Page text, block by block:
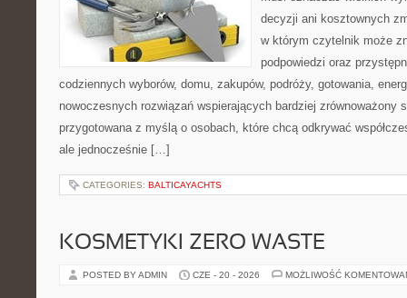
decyzji ani kosztownych
w którym czytelnik może
podpowiedzi oraz
codziennych wyborów, domu, zakupów, podróży, gotowania,
nowoczesnych rozwiązań wspierających bardziej zrównoważony
przygotowana z myślą o osobach, które chcą odkrywać
ale jednocześnie […]
CATEGORIES: BALTICAYACHTS
KOSMETYKI ZERO WASTE
POSTED BY ADMIN CZE - 20 - 2026 MOŻLIWOŚĆ